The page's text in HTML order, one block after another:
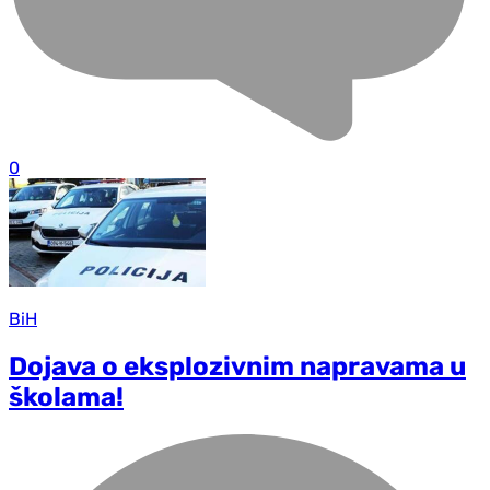
0
BiH
Dojava o eksplozivnim napravama u
školama!